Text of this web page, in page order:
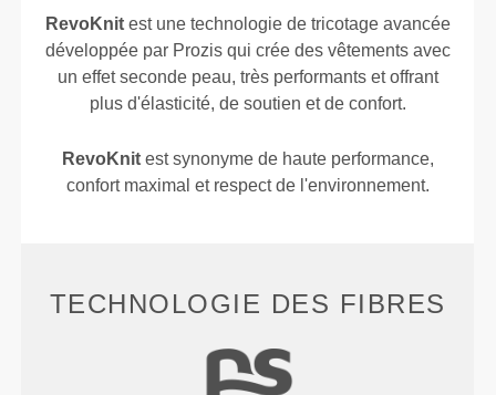
RevoKnitest une technologie de tricotage avancée
développée par Prozis qui crée des vêtements avec
un effet seconde peau, très performants et offrant
plus d'élasticité, de soutien et de confort.
RevoKnitest synonyme de haute performance,
confort maximal et respect de l'environnement.
TECHNOLOGIE DES FIBRES